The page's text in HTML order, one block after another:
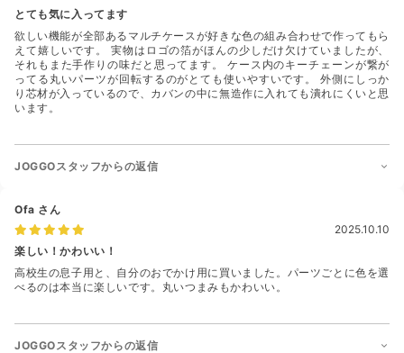
とても気に入ってます
欲しい機能が全部あるマルチケースが好きな色の組み合わせで作ってもら
えて嬉しいです。 実物はロゴの箔がほんの少しだけ欠けていましたが、
それもまた手作りの味だと思ってます。 ケース内のキーチェーンが繋が
ってる丸いパーツが回転するのがとても使いやすいです。 外側にしっか
り芯材が入っているので、カバンの中に無造作に入れても潰れにくいと思
います。
JOGGOスタッフからの返信
Ofa さん
2025.10.10
楽しい！かわいい！
高校生の息子用と、自分のおでかけ用に買いました。パーツごとに色を選
べるのは本当に楽しいです。丸いつまみもかわいい。
JOGGOスタッフからの返信